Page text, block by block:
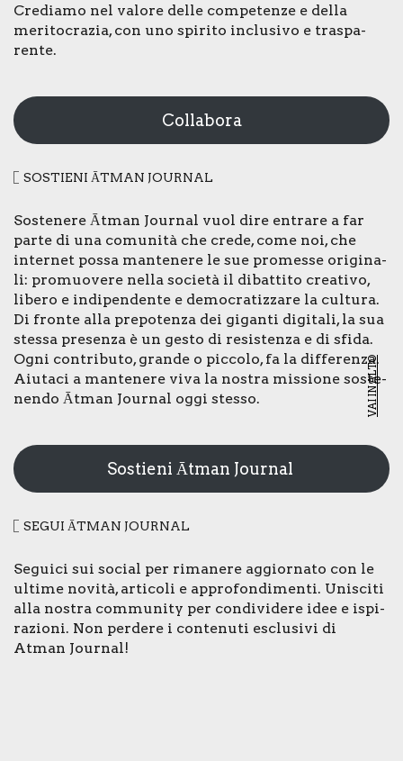
Cre­dia­mo nel valo­re del­le com­pe­ten­ze e del­la
meri­to­cra­zia, con uno spi­ri­to inclu­si­vo e tra­spa­
ren­te.
Collabora
SOSTIE­NI ĀTMAN JOUR­NAL
Soste­ne­re Ātman Jour­nal vuol dire entra­re a far
par­te di una comu­ni­tà che cre­de, come noi, che
inter­net pos­sa man­te­ne­re le sue pro­mes­se ori­gi­na­
li: pro­muo­ve­re nel­la socie­tà il dibat­ti­to crea­ti­vo,
libe­ro e indi­pen­den­te e demo­cra­tiz­za­re la cul­tu­ra.
Di fron­te alla pre­po­ten­za dei gigan­ti digi­ta­li, la sua
stes­sa pre­sen­za è un gesto di resi­sten­za e di sfi­da.
Ogni con­tri­bu­to, gran­de o pic­co­lo, fa la dif­fe­ren­za.
Aiu­ta­ci a man­te­ne­re viva la nostra mis­sio­ne soste­
nen­do Ātman Jour­nal oggi stes­so.
Sostieni Ātman Journal
SEGUI ĀTMAN JOUR­NAL
Segui­ci sui social per rima­ne­re aggior­na­to con le
ulti­me novi­tà, arti­co­li e appro­fon­di­men­ti. Uni­sci­ti
alla nostra com­mu­ni­ty per con­di­vi­de­re idee e ispi­
ra­zio­ni. Non per­de­re i con­te­nu­ti esclu­si­vi di
Atman Jour­nal!
VAI IN ALTO